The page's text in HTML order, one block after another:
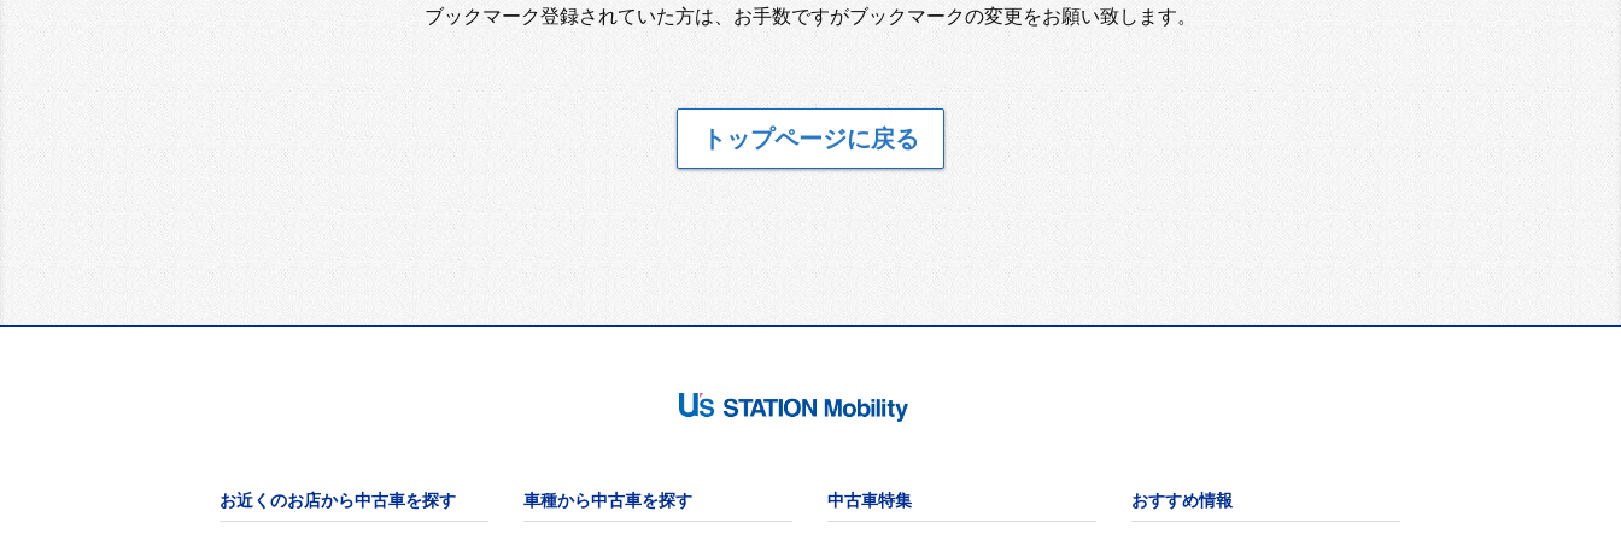
ブックマーク登録されていた方は、お手数ですがブックマークの変更をお願い致します。
トップページに戻る
お近くのお店から中古車を探す 車種から中古車を探す 中古車特集 おすすめ情報